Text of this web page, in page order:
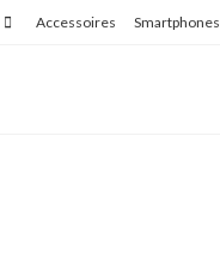
Accessoires Smartphones